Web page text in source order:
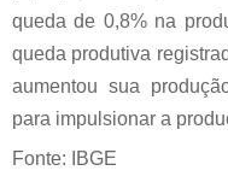
queda de 0,8% na
queda produtiva
aumentou sua
para impulsionar a
Fonte: IBGE